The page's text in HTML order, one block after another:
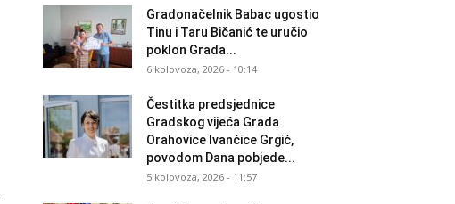
Gradonačelnik Babac ugostio
Tinu i Taru Bičanić te uručio
poklon Grada...
6 kolovoza, 2026 - 10:14
Čestitka predsjednice
Gradskog vijeća Grada
Orahovice Ivančice Grgić,
povodom Dana pobjede...
5 kolovoza, 2026 - 11:57